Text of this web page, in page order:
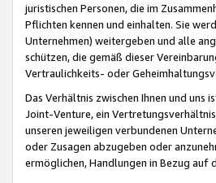
juristischen Personen, die im
Pflichten kennen und einhalten. Sie
Unternehmen) weitergeben und alle
schützen, die gemäß dieser
Vertraulichkeits- oder
Das Verhältnis zwischen Ihnen und
Joint-Venture, ein
unseren jeweiligen verbundenen
oder Zusagen abzugeben oder
ermöglichen, Handlungen in Bezug auf